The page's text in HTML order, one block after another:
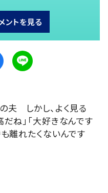
ントを見る
夫 しかし、よく見る
ね」「大好きなんです
も離れたくないんです